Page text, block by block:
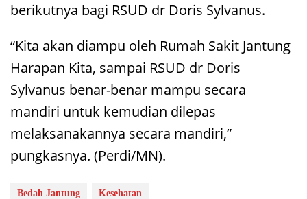
berikutnya bagi RSUD dr Doris Sylvanus.
“Kita akan diampu oleh Rumah Sakit Jantung
Harapan Kita, sampai RSUD dr Doris
Sylvanus benar-benar mampu secara
mandiri untuk kemudian dilepas
melaksanakannya secara mandiri,”
pungkasnya. (Perdi/MN).
Bedah Jantung Kesehatan